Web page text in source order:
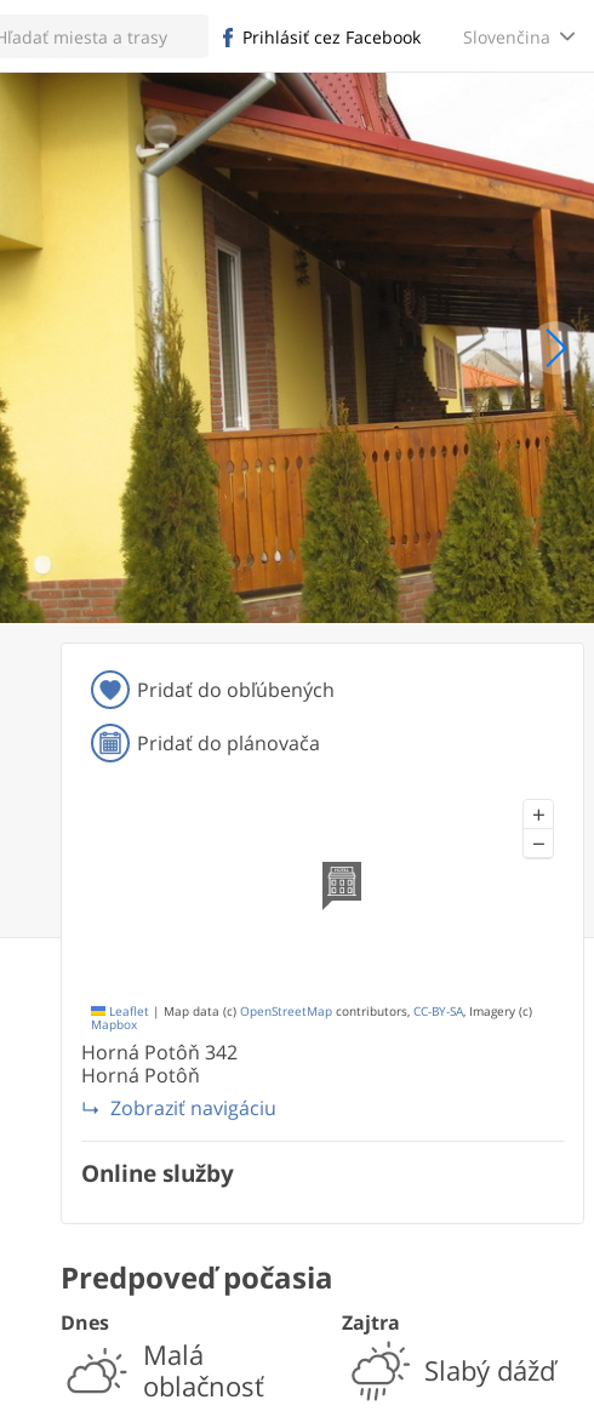
Prihlásiť cez Facebook Slovenčina
Pridať do obľúbených
Pridať do plánovača
+
−
Leaflet | Map data (c) OpenStreetMap contributors, CC-BY-SA , Imagery (c)
Mapbox
Horná Potôň 342
Horná Potôň
Zobraziť navigáciu
Online služby
Predpoveď počasia
Dnes
Malá
oblačnosť
Zajtra
Slabý dážď